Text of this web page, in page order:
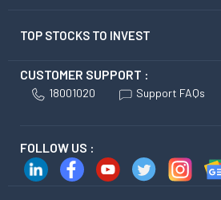
TOP STOCKS TO INVEST
CUSTOMER SUPPORT :
18001020 Support FAQs
FOLLOW US :